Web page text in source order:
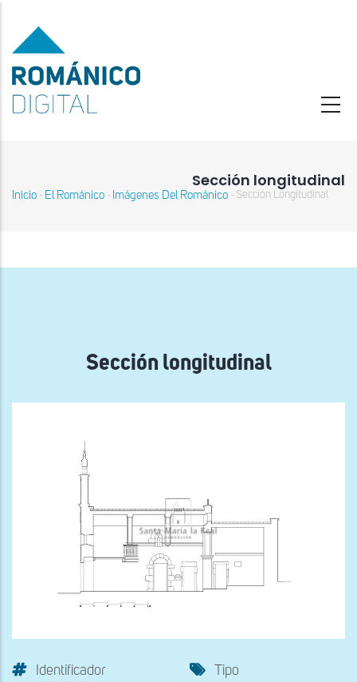
contenido
principal
Sección longitudinal
Sobrescribir
navegación
Inicio - El Románico - Imágenes Del Románico - Sección Longitudinal
Sección longitudinal
Identificador Tipo